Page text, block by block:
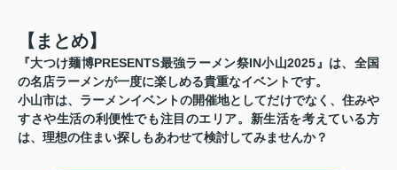
【まとめ】
『大つけ麺博PRESENTS最強ラーメン祭IN小山2025』は、全国
の名店ラーメンが一度に楽しめる貴重なイベントです。
小山市は、ラーメンイベントの開催地としてだけでなく、住みや
すさや生活の利便性でも注目のエリア。新生活を考えている方
は、理想の住まい探しもあわせて検討してみませんか？